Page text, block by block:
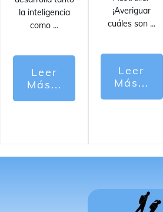
la inteligencia
como ...
Leer
Más...
¡Averiguar
cuáles son ...
Leer
Más...